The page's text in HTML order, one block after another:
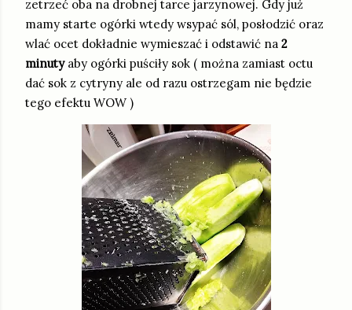
zetrzeć oba na drobnej tarce jarzynowej. Gdy już
mamy starte ogórki wtedy wsypać sól, posłodzić oraz
wlać ocet dokładnie wymieszać i odstawić na 2
minuty aby ogórki puściły sok ( można zamiast octu
dać sok z cytryny ale od razu ostrzegam nie będzie
tego efektu WOW )